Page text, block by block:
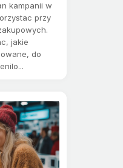
kampanii w
przy
jakie
do